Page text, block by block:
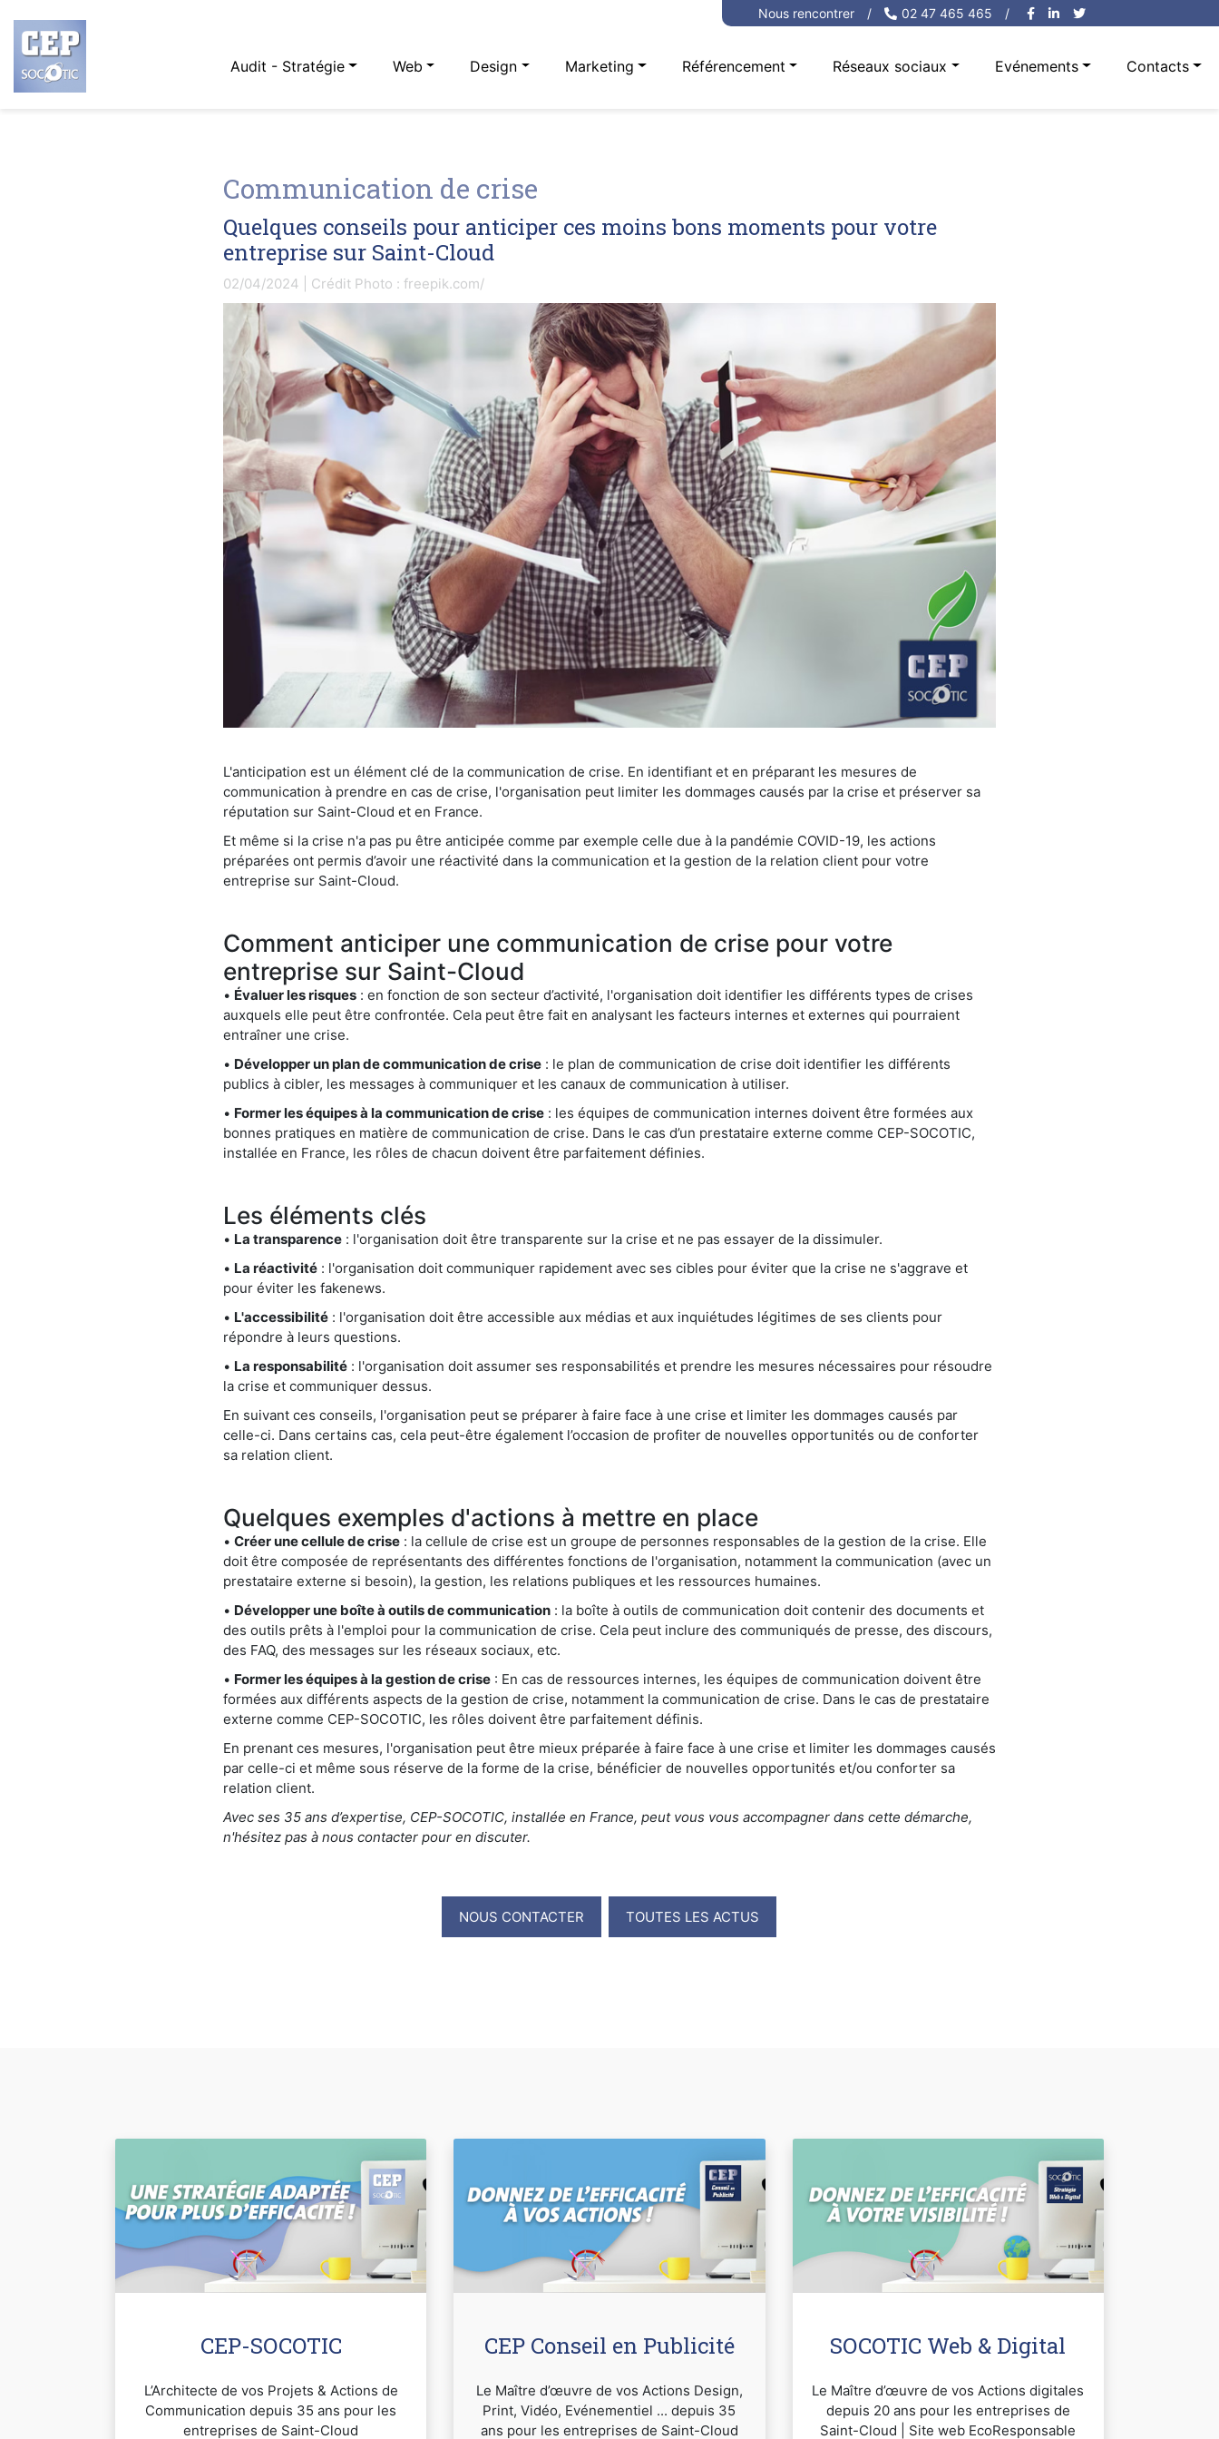
Nous rencontrer / 02 47 465 465 /
Audit - Stratégie Web Design Marketing Référencement Réseaux sociaux Evénements Contacts
Communication de crise
Quelques conseils pour anticiper ces moins bons moments pour votre
entreprise sur Saint-Cloud
02/04/2024 | Crédit Photo : freepik.com/
L'anticipation est un élément clé de la communication de crise. En identifiant et en préparant les mesures de
communication à prendre en cas de crise, l'organisation peut limiter les dommages causés par la crise et préserver sa
réputation sur Saint-Cloud et en France.
Et même si la crise n'a pas pu être anticipée comme par exemple celle due à la pandémie COVID-19, les actions
préparées ont permis d’avoir une réactivité dans la communication et la gestion de la relation client pour votre
entreprise sur Saint-Cloud.
Comment anticiper une communication de crise pour votre
entreprise sur Saint-Cloud
• Évaluer les risques: en fonction de son secteur d’activité, l'organisation doit identifier les différents types de crises
auxquels elle peut être confrontée. Cela peut être fait en analysant les facteurs internes et externes qui pourraient
entraîner une crise.
• Développer un plan de communication de crise: le plan de communication de crise doit identifier les différents
publics à cibler, les messages à communiquer et les canaux de communication à utiliser.
• Former les équipes à la communication de crise: les équipes de communication internes doivent être formées aux
bonnes pratiques en matière de communication de crise. Dans le cas d’un prestataire externe comme CEP-SOCOTIC,
installée en France, les rôles de chacun doivent être parfaitement définies.
Les éléments clés
• La transparence: l'organisation doit être transparente sur la crise et ne pas essayer de la dissimuler.
• La réactivité: l'organisation doit communiquer rapidement avec ses cibles pour éviter que la crise ne s'aggrave et
pour éviter les fakenews.
• L'accessibilité: l'organisation doit être accessible aux médias et aux inquiétudes légitimes de ses clients pour
répondre à leurs questions.
• La responsabilité: l'organisation doit assumer ses responsabilités et prendre les mesures nécessaires pour résoudre
la crise et communiquer dessus.
En suivant ces conseils, l'organisation peut se préparer à faire face à une crise et limiter les dommages causés par
celle-ci. Dans certains cas, cela peut-être également l’occasion de profiter de nouvelles opportunités ou de conforter
sa relation client.
Quelques exemples d'actions à mettre en place
• Créer une cellule de crise: la cellule de crise est un groupe de personnes responsables de la gestion de la crise. Elle
doit être composée de représentants des différentes fonctions de l'organisation, notamment la communication (avec un
prestataire externe si besoin), la gestion, les relations publiques et les ressources humaines.
• Développer une boîte à outils de communication: la boîte à outils de communication doit contenir des documents et
des outils prêts à l'emploi pour la communication de crise. Cela peut inclure des communiqués de presse, des discours,
des FAQ, des messages sur les réseaux sociaux, etc.
• Former les équipes à la gestion de crise: En cas de ressources internes, les équipes de communication doivent être
formées aux différents aspects de la gestion de crise, notamment la communication de crise. Dans le cas de prestataire
externe comme CEP-SOCOTIC, les rôles doivent être parfaitement définis.
En prenant ces mesures, l'organisation peut être mieux préparée à faire face à une crise et limiter les dommages causés
par celle-ci et même sous réserve de la forme de la crise, bénéficier de nouvelles opportunités et/ou conforter sa
relation client.
Avec ses 35 ans d’expertise, CEP-SOCOTIC, installée en France, peut vous vous accompagner dans cette démarche,
n'hésitez pas à nous contacter pour en discuter.
NOUS CONTACTER TOUTES LES ACTUS
CEP-SOCOTIC
L’Architecte de vos Projets & Actions de
Communication depuis 35 ans pour les
entreprises de Saint-Cloud
CEP Conseil en Publicité
Le Maître d’œuvre de vos Actions Design,
Print, Vidéo, Evénementiel ... depuis 35
ans pour les entreprises de Saint-Cloud
SOCOTIC Web & Digital
Le Maître d’œuvre de vos Actions digitales
depuis 20 ans pour les entreprises de
Saint-Cloud | Site web EcoResponsable